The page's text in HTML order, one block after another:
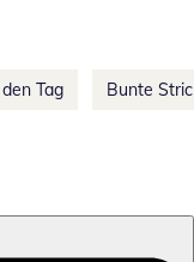
Tag Bunte